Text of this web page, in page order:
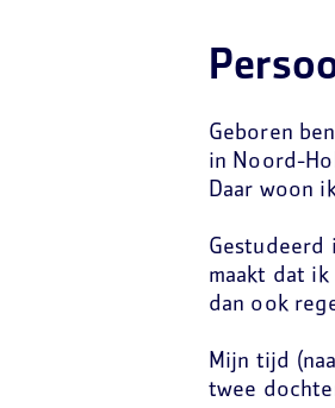
Geboren
in Noord-
Daar woon
Gestudeerd
maakt dat
dan ook
Mijn tijd
twee